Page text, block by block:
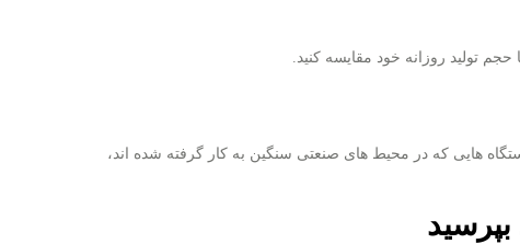
تولید روزانه خود مقایسه کنید.
هایی که در محیط‌ های صنعتی سنگین به کار گرفته شده ‌اند،